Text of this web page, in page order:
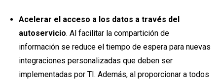
Acelerar el acceso a los datos a través del
autoservicio. Al facilitar la compartición de
información se reduce el tiempo de espera para nuevas
integraciones personalizadas que deben ser
implementadas por TI. Además, al proporcionar a todos